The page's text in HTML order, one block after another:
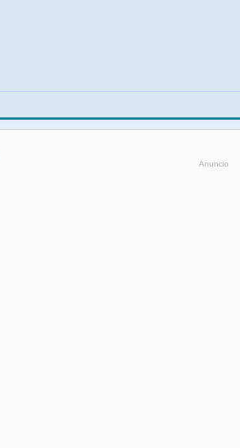
Anuncio